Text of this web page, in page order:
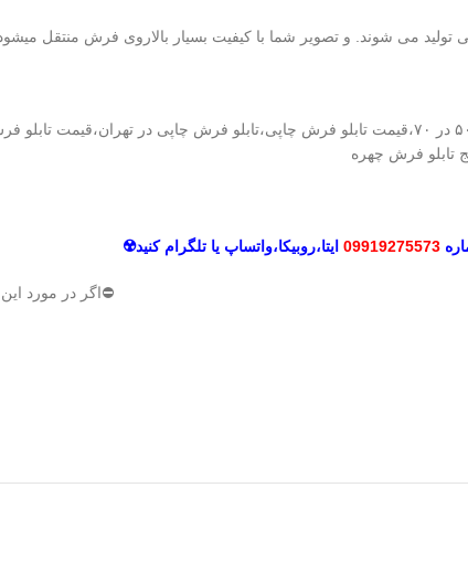
تولید می شوند. و تصویر شما با کیفیت بسیار بالاروی فرش منتقل میشود.
تابلو فرش چهره کاشان،تابلو فرش چهره کاشان،قیمت تابلو فرش ۵۰ در ۷۰،قیمت تابلو فرش
تابلو فرش چهره
09919275573 ایتا،روبیکا،واتساپ یا تلگرام کنید☢️
⛔اگر در مورد